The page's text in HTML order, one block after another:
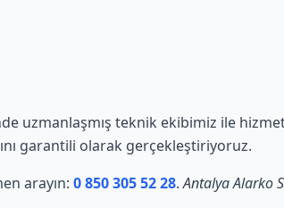
uzmanlaşmış teknik ekibimiz ile
garantili olarak gerçekleştiriyoruz.
arayın: 0 850 305 52 28.Antalya Alarko